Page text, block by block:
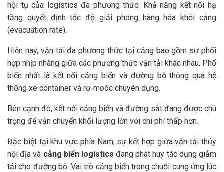
hội tụ của logistics đa phương thức. Khả năng kết nối hạ
tầng quyết định tốc độ giải phóng hàng hóa khỏi cảng
(evacuation rate).
Hiện nay, vận tải đa phương thức tại cảng bao gồm sự phối
hợp nhịp nhàng giữa các phương thức vận tải khác nhau. Phổ
biến nhất là kết nối cảng biển và đường bộ thông qua hệ
thống xe container và rơ-moóc chuyên dụng.
Bên cạnh đó, kết nối cảng biển và đường sắt đang được chú
trọng để vận chuyển khối lượng lớn với chi phí thấp hơn.
Đặc biệt tại khu vực phía Nam, sự kết hợp giữa vận tải thủy
nội địa và cảng biển logistics đang phát huy tác dụng giảm
tải cho đường bộ. Vai trò cảng biển trong chuỗi cung ứng lúc